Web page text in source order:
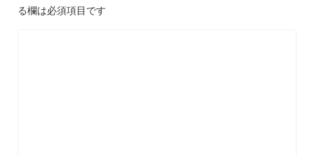
る欄は必須項目です